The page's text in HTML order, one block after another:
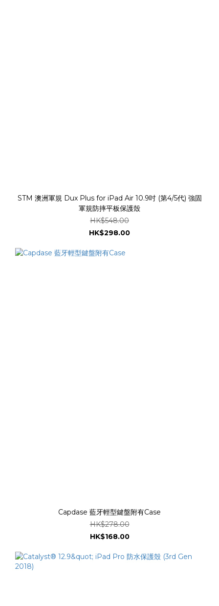
STM 澳洲軍規 Dux Plus for iPad Air 10.9吋 (第4/5代) 強固
軍規防摔平板保護殼
HK$548.00
HK$298.00
Capdase 藍牙輕型鍵盤附有Case
HK$278.00
HK$168.00